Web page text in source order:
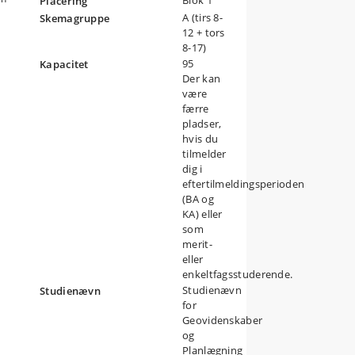
Skemagruppe
A (tirs 8-
12 + tors
8-17)
Kapacitet
95
Der kan
være
færre
pladser,
hvis du
tilmelder
dig i
eftertilmeldingsperioden
(BA og
KA) eller
som
merit-
eller
enkeltfagsstuderende.
Studienævn
Studienævn
for
Geovidenskaber
og
Planlægning